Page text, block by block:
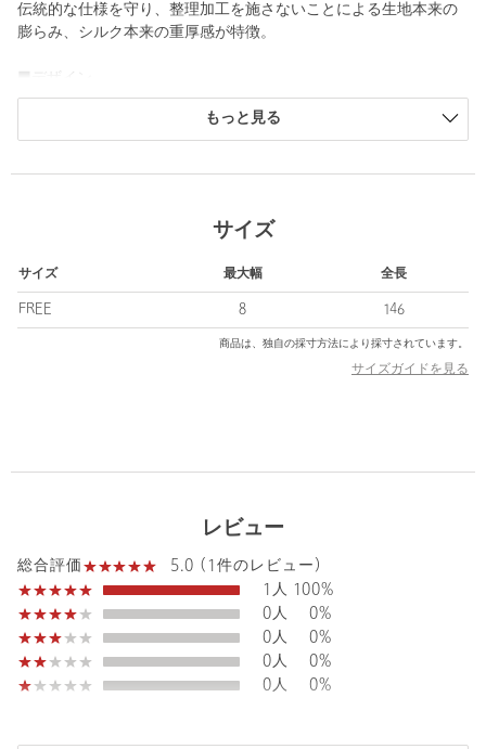
伝統的な仕様を守り、整理加工を施さないことによる生地本来の
膨らみ、シルク本来の重厚感が特徴。
ベーシックな8cm幅のネクタイです。
ダークネイビーをベースに、規則的に配置されたホワイト地の小
■コーディネート
スーツやジャケパンなど、ビジネスでのタイドアップに活躍しま
グレーやネイビーといったダークカラーのアイテムと合わせて、
ンズクラッシックスタイルの調べを届ける想いで立ち上がったド
メスティックブランド。
※商品を使用前に、タグ等に記載されている「取り扱い上の注意
書き」、「洗濯表示」を必ずご確認ください。
※商品画像は、光の当たり具合やパソコンなどの閲覧環境によ
り、実際の色味と異なって見える場合がございます。あらかじめ
もっと見る
サイズ
サイズ 最大幅 全長
FREE 8 146
商品は、独自の採寸方法により採寸されています。
サイズガイドを見る
レビュー
総合評価
5.0 (1件のレビュー)
1人 100%
0人
0%
0人
0%
0人
0%
0人
0%